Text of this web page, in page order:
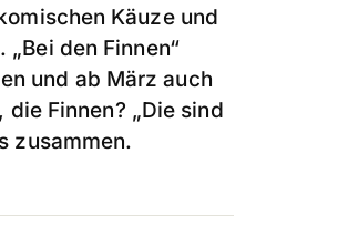
Käuze und
den Finnen“
und ab März auch
Finnen? „Die sind
zusammen.